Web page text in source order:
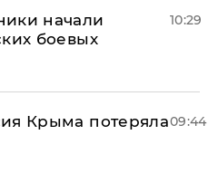
начали
боевых
10:29
Крыма потеряла09:44